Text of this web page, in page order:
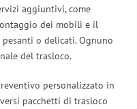
aggiuntivi, come
dei mobili e il
o delicati. Ognuno
del trasloco.
personalizzato in
pacchetti di trasloco